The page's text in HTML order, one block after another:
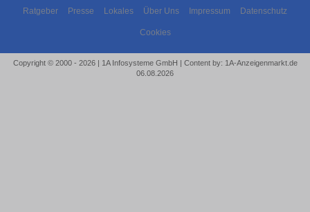
Ratgeber Presse Lokales Über Uns Impressum Datenschutz
Cookies
Copyright © 2000 - 2026 | 1A Infosysteme GmbH | Content by: 1A-Anzeigenmarkt.de
06.08.2026